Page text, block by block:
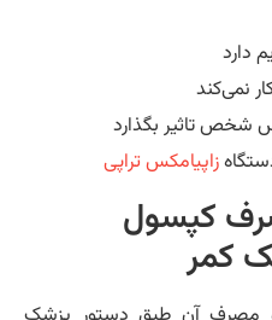
تاثیر بگذارد
زاپیامکس تراپی
کپسول